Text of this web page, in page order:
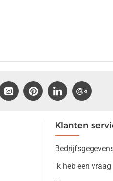
Klanten
Ik heb een vraag